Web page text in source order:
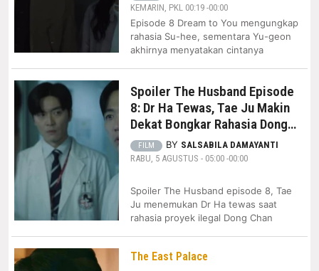
KEMARIN, PKL 00:19 -00:00
Episode 8 Dream to You mengungkap
rahasia Su-hee, sementara Yu-geon
akhirnya menyatakan cintanya
Spoiler The Husband Episode
8: Dr Ha Tewas, Tae Ju Makin
Dekat Bongkar Rahasia Dong
Chan
FILM BY SALSABILA DAMAYANTI
RABU, 5 AGUSTUS - 05:00 -00:00
Spoiler The Husband episode 8, Tae
Ju menemukan Dr Ha tewas saat
rahasia proyek ilegal Dong Chan
The East Palace